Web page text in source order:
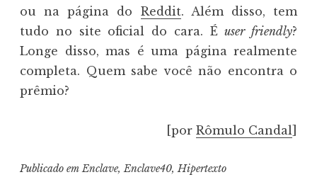
ou na página do Reddit. Além disso, tem
tudo no site oficial do cara. Éuser friendly?
Longe disso, mas é uma página realmente
completa. Quem sabe você não encontra o
prêmio?
[por Rômulo Candal
Publicado emEnclave,Enclave40,Hipertexto